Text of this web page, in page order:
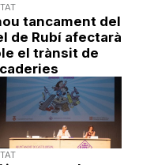
tancament del
de Rubí afectarà
el trànsit de